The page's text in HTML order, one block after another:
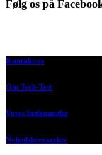
Følg os på
Kontakt os
Om Tech-Test
Vores bedømmelse
Nyhedsbrevsarkiv